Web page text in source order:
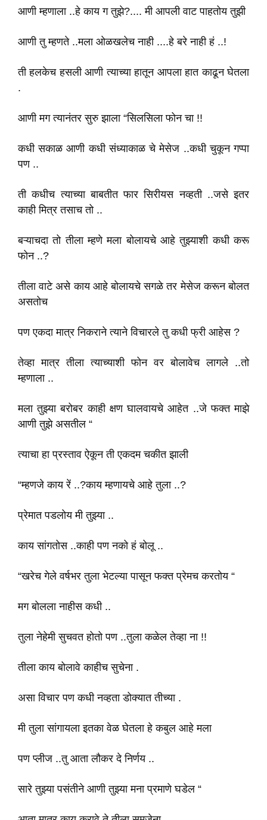
आणी म्हणाला ..हे काय ग तुझे?.... मी आपली वाट पाहतोय तुझी
आणी तु म्हणते ..मला ओळखलेच नाही ....हे बरे नाही हं ..!
ती हलकेच हसली आणी त्याच्या हातून आपला हात काढून घेतला
.
आणी मग त्यानंतर सुरु झाला “सिलसिला फोन चा !!
कधी सकाळ आणी कधी संध्याकाळ चे मेसेज ..कधी चुकून गप्पा
पण ..
ती कधीच त्याच्या बाबतीत फार सिरीयस नव्हती ..जसे इतर
काही मित्र तसाच तो ..
बऱ्याचदा तो तीला म्हणे मला बोलायचे आहे तुझ्याशी कधी करू
फोन ..?
तीला वाटे असे काय आहे बोलायचे सगळे तर मेसेज करून बोलत
असतोच
पण एकदा मात्र निकराने त्याने विचारले तु कधी फ्री आहेस ?
तेव्हा मात्र तीला त्याच्याशी फोन वर बोलावेच लागले ..तो
म्हणाला ..
मला तुझ्या बरोबर काही क्षण घालवायचे आहेत ..जे फक्त माझे
आणी तुझे असतील “
त्याचा हा प्रस्ताव ऐकून ती एकदम चकीत झाली
“म्हणजे काय रें ..?काय म्हणायचे आहे तुला ..?
प्रेमात पडलोय मी तुझ्या ..
काय सांगतोस ..काही पण नको हं बोलू ..
“खरेच गेले वर्षभर तुला भेटल्या पासून फक्त प्रेमच करतोय “
मग बोलला नाहीस कधी ..
तुला नेहेमी सुचवत होतो पण ..तुला कळेल तेव्हा ना !!
तीला काय बोलावे काहीच सुचेना .
असा विचार पण कधी नव्हता डोक्यात तीच्या .
मी तुला सांगायला इतका वेळ घेतला हे कबुल आहे मला
पण प्लीज ..तु आता लौकर दे निर्णय ..
सारे तुझ्या पसंतीने आणी तुझ्या मना प्रमाणे घडेल “